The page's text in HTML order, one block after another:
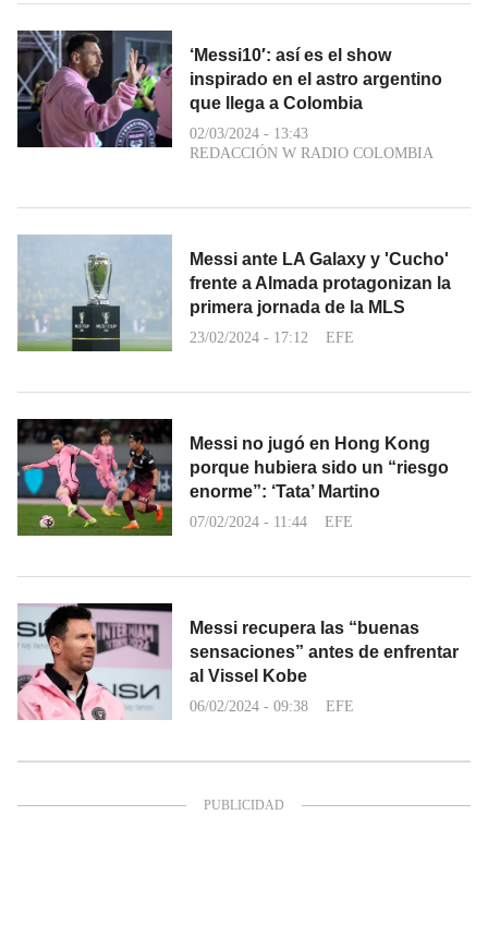
‘Messi10′: así es el show
inspirado en el astro argentino
que llega a Colombia
02/03/2024 - 13:43
REDACCIÓN W RADIO COLOMBIA
Messi ante LA Galaxy y 'Cucho'
frente a Almada protagonizan la
primera jornada de la MLS
23/02/2024 - 17:12 EFE
Messi no jugó en Hong Kong
porque hubiera sido un “riesgo
enorme”: ‘Tata’ Martino
07/02/2024 - 11:44 EFE
Messi recupera las “buenas
sensaciones” antes de enfrentar
al Vissel Kobe
06/02/2024 - 09:38 EFE